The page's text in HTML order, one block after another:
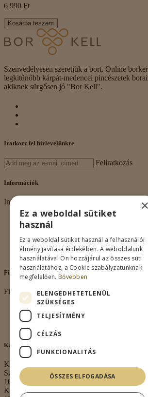
6 990 Ft
Kosárba teszem
Szenvedélyesen szeretjük a bort. Online
legkitűnőbb kárpát-medencei pincészetek
akiknek sürgősen jó "Bor Kell".
Iratkozz fel hírlevelünkre
Feliratkozás
Információk
Információk
Rólunk
Adatkezelés
Vásárlási feltételek
Nagykereskedelem
Kapcsolat
Fiókom
Fiókom
Fiókom
Rendeléseim
Kapcsolat
Kapcsolat
Székhely:
1063 Budapest,
Kmety György u.
×
Ez a weboldal sütiket
használ
Ez a weboldal sütiket használ a felhasználói
élmény javítása érdekében. A weboldalunk
használatával Ön hozzájárul az összes süti
használatához, a Cookie szabályzatunknak
megfelelően. Bővebben
ELENGEDHETETLENÜL
SZÜKSÉGES
TELJESÍTMÉNY
CÉLZÁS
FUNKCIONALITÁS
ÖSSZES ELFOGADÁSA